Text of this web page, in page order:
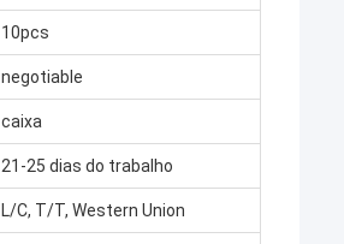
10pcs
negotiable
caixa
21-25 dias do trabalho
L/C, T/T, Western Union